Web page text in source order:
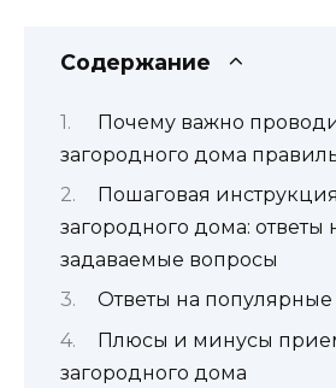
Содержание
Почему важно
загородного дома
Пошаговая
загородного дома: ответы
задаваемые вопросы
Ответы на
Плюсы и минусы
загородного дома